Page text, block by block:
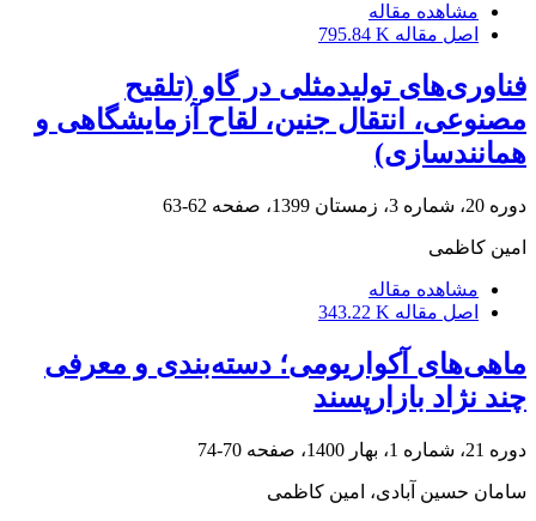
مشاهده مقاله
اصل مقاله 795.84 K
فناوری‌های تولیدمثلی در گاو (تلقیح
مصنوعی، انتقال جنین، لقاح آزمایشگاهی و
همانندسازی)
دوره 20، شماره 3، زمستان 1399، صفحه 62-63
امین کاظمی
مشاهده مقاله
اصل مقاله 343.22 K
ماهی‌های آکواریومی؛ دسته‌بندی و معرفی
چند نژاد بازار‌پسند
دوره 21، شماره 1، بهار 1400، صفحه 70-74
سامان حسین آبادی، امین کاظمی